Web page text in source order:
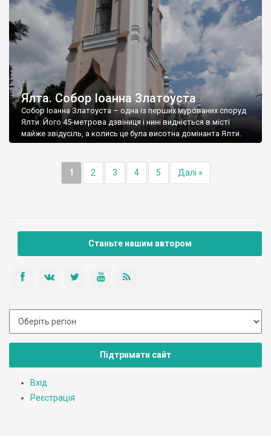
Ялта. Собор Іоанна Златоуста
Собор Іоанна Златоуста – одна із перших мурованих споруд
Ялти. Його 45-метрова дзвіниця і нині видніється в місті
майже звідусіль, а колись це була висотна домінанта Ялти.
1 2 3 4 5 Далі »
Станьте нашим автором
Підтримати сайт
Вхід
Реєстрація